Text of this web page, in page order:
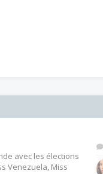
avec les élections
Venezuela, Miss